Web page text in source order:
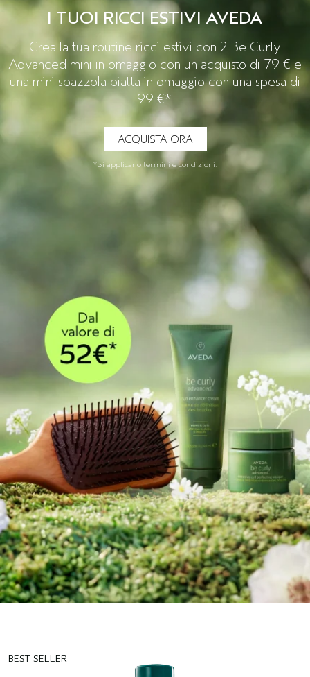
CUOIO CAPELLUTO SENSIBILE
PURE ABUNDANCE
TUTTE LE COLLEZIONI
VIAGGIOI TUOI RICCI ESTIVI AVEDA
Crea la tua routine ricci estivi con 2 Be Curly
Advanced mini in omaggio con un acquisto di 79 € e
una mini spazzola piatta in omaggio con una spesa di
99 €*.
ACQUISTA ORA
*Si applicano termini e condizioni.
BEST SELLER